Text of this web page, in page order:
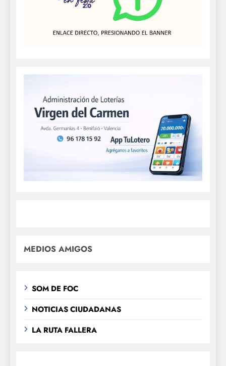
MEDIOS AMIGOS
SOM DE FOC
NOTICIAS CIUDADANAS
LA RUTA FALLERA